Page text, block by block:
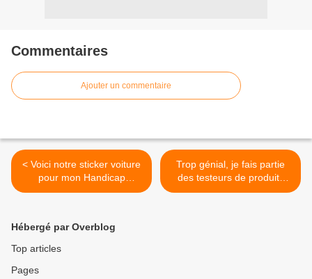
Commentaires
Ajouter un commentaire
< Voici notre sticker voiture
pour mon Handicap
invisible
Trop génial, je fais partie
des testeurs de produits
Philips >
Hébergé par Overblog
Top articles
Pages